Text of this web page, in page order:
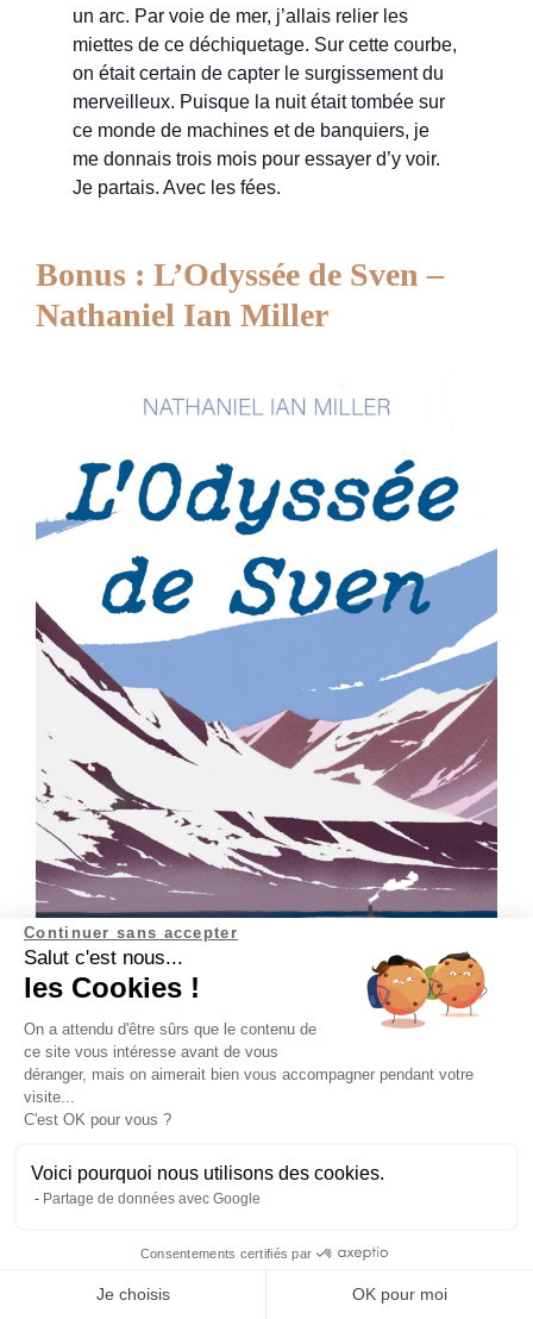
un arc. Par voie de mer, j’allais relier les
miettes de ce déchiquetage. Sur cette courbe,
on était certain de capter le surgissement du
merveilleux. Puisque la nuit était tombée sur
ce monde de machines et de banquiers, je
me donnais trois mois pour essayer d’y voir.
Je partais. Avec les fées.
Bonus : L’Odyssée de Sven –
Nathaniel Ian Miller
Si tu as besoin de te rafraîchir, tu peux partir
pour le grand nord avec le personnage de
qui paraît glacial et solitaire, mais pourtant si
riche de rencontres. L’auteur nous fait vaciller
sa beauté dans une histoire profondément
Continuer sans accepter
Salut c'est nous...
les Cookies !
On a attendu d'être sûrs que le contenu de
ce site vous intéresse avant de vous
déranger, mais on aimerait bien vous accompagner pendant votre
visite...
C'est OK pour vous ?
Voici pourquoi nous utilisons des cookies.
Partage de données avec Google
Consentements certifiés par
Je choisis OK pour moi